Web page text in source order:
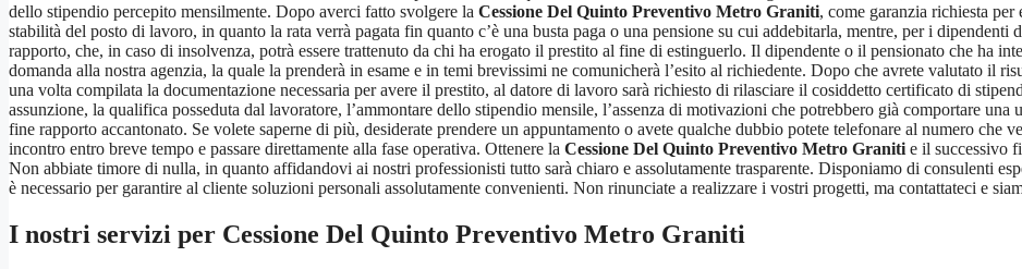
dello stipendio percepito mensilmente. Dopo averci fatto svolgere la Cessione Del Quinto Preventivo Metro Graniti, come garanzia richiesta
stabilità del posto di lavoro, in quanto la rata verrà pagata fin quanto c’è una busta paga o una pensione su cui addebitarla, mentre, per i
rapporto, che, in caso di insolvenza, potrà essere trattenuto da chi ha erogato il prestito al fine di estinguerlo. Il dipendente o il pensionato che ha
domanda alla nostra agenzia, la quale la prenderà in esame e in temi brevissimi ne comunicherà l’esito al richiedente. Dopo che avrete valutato il
una volta compilata la documentazione necessaria per avere il prestito, al datore di lavoro sarà richiesto di rilasciare il cosiddetto certificato di
assunzione, la qualifica posseduta dal lavoratore, l’ammontare dello stipendio mensile, l’assenza di motivazioni che potrebbero già comportare
fine rapporto accantonato. Se volete saperne di più, desiderate prendere un appuntamento o avete qualche dubbio potete telefonare al numero che
incontro entro breve tempo e passare direttamente alla fase operativa. Ottenere la Cessione Del Quinto Preventivo Metro Graniti e il successivo
Non abbiate timore di nulla, in quanto affidandovi ai nostri professionisti tutto sarà chiaro e assolutamente trasparente. Disponiamo di consulenti
è necessario per garantire al cliente soluzioni personali assolutamente convenienti. Non rinunciate a realizzare i vostri progetti, ma contattateci e
I nostri servizi per Cessione Del Quinto Preventivo Metro Graniti